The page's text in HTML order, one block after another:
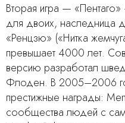
Вторая игра — «Пентаго»
для двоих, наследница
«Ренцзю» («Нитка
превышает 4000 лет.
версию разработал
Флоден. В 2005–2006
престижные награды:
сообщества людей с